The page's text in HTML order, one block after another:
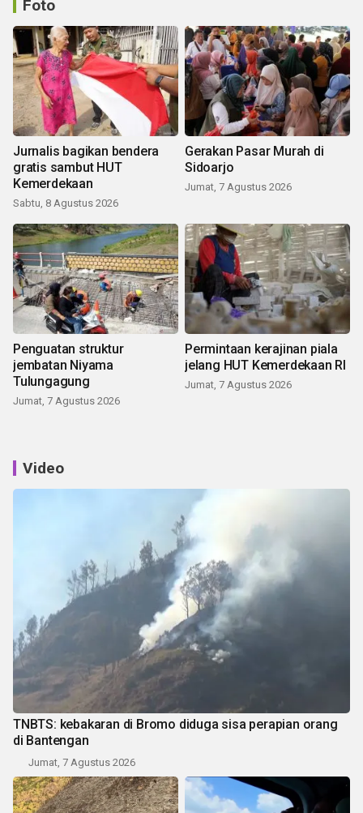
Foto
Jurnalis bagikan bendera
gratis sambut HUT
Kemerdekaan
Sabtu, 8 Agustus 2026
Gerakan Pasar Murah di
Sidoarjo
Jumat, 7 Agustus 2026
Penguatan struktur
jembatan Niyama
Tulungagung
Jumat, 7 Agustus 2026
Permintaan kerajinan piala
jelang HUT Kemerdekaan RI
Jumat, 7 Agustus 2026
Video
TNBTS: kebakaran di Bromo diduga sisa perapian orang
di Bantengan
Jumat, 7 Agustus 2026